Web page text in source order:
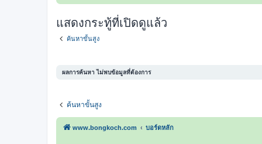
แสดงกระทู้ที่เปิดดูแล้ว
ค้นหาขั้นสูง
ผลการค้นหา ไม่พบข้อมูลที่ต้องการ
ค้นหาขั้นสูง
www.bongkoch.com บอร์ดหลัก